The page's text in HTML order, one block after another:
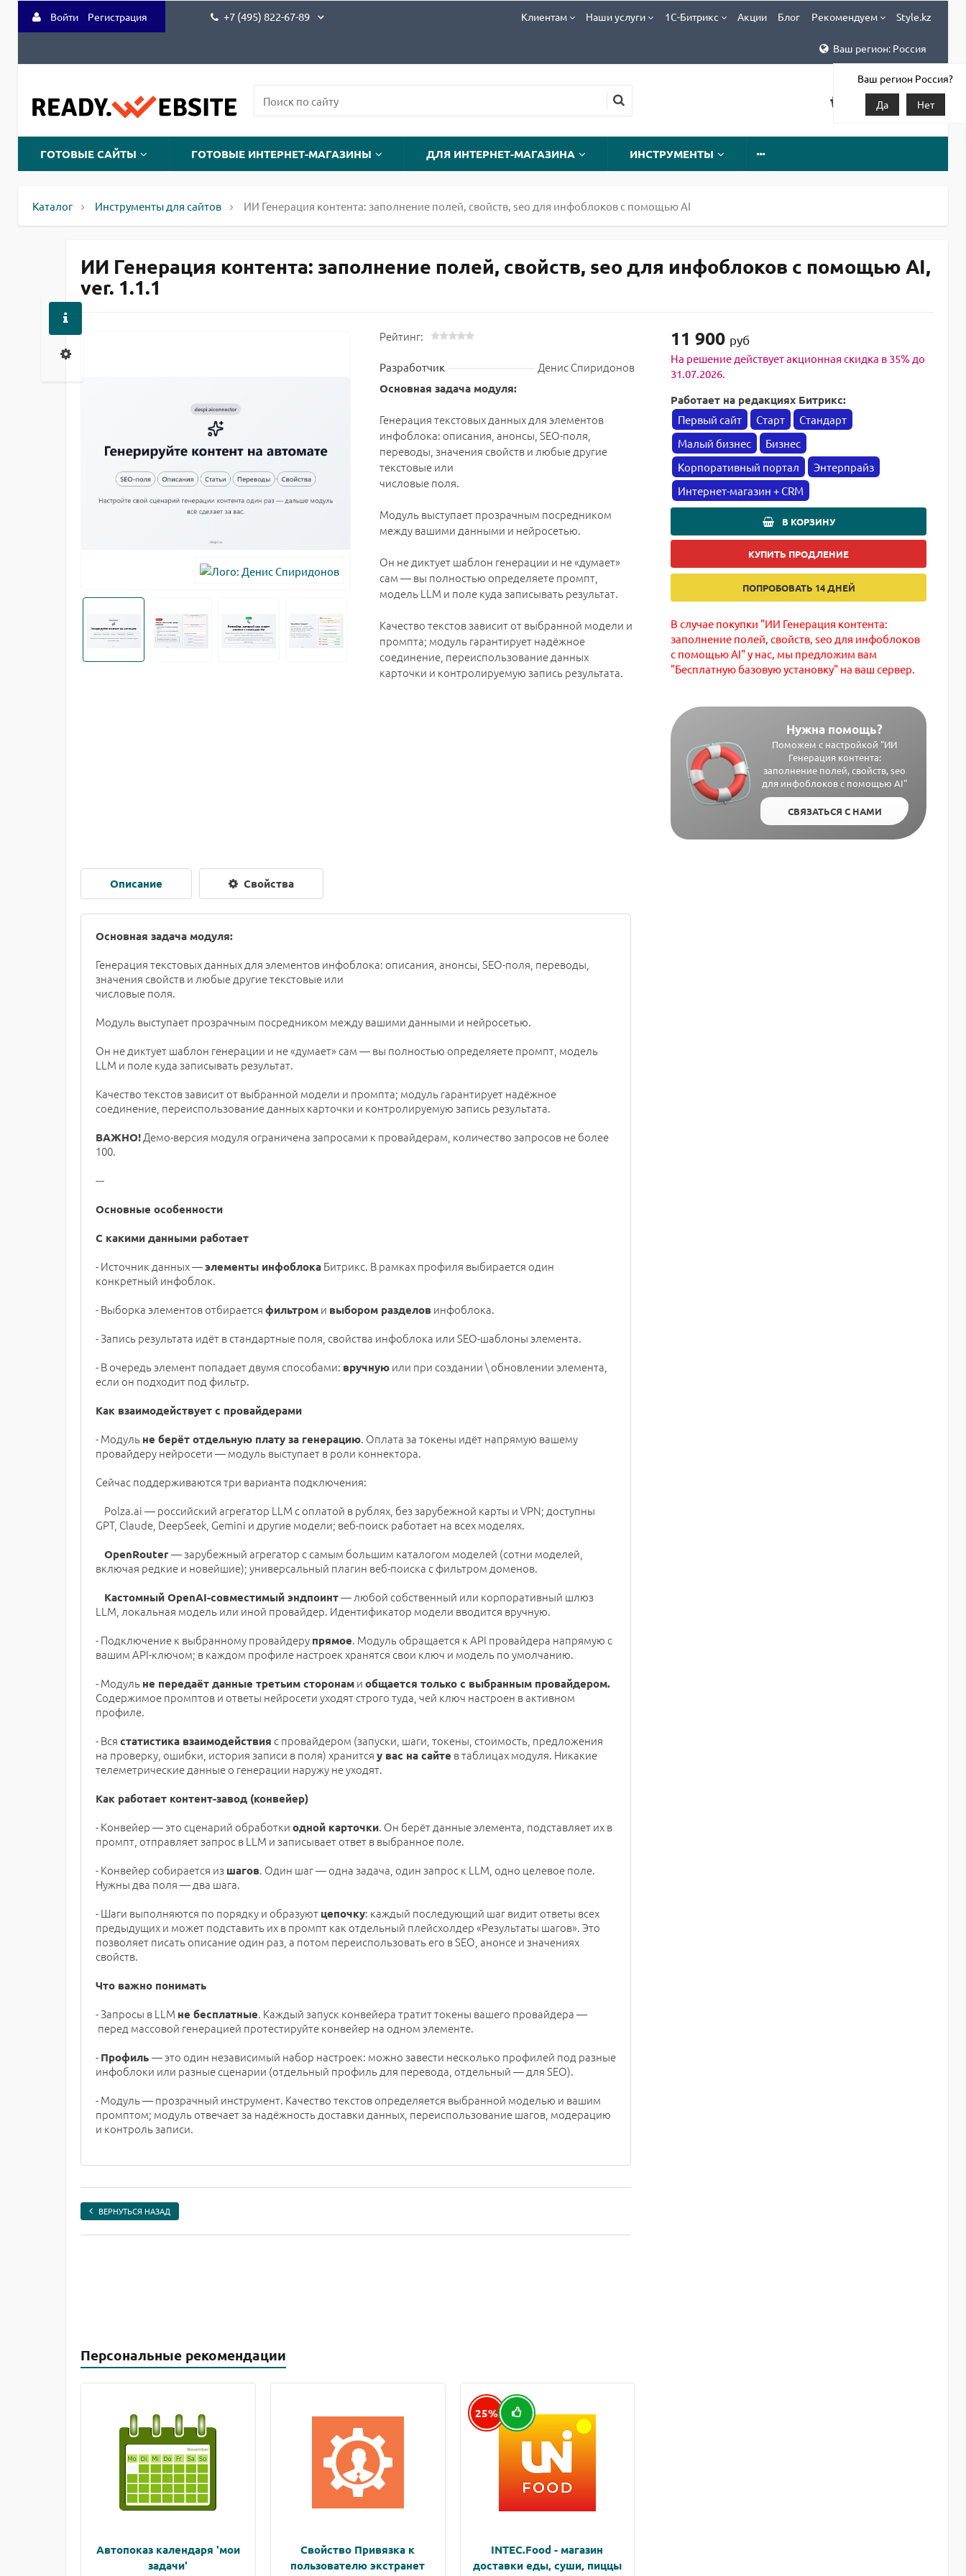
Войти Регистрация +7 (495) 822-67-89 Клиентам Наши услуги 1С-Битрикс Акции Блог Рекомендуем Style.kz
Ваш регион: Россия
Ваш регион Россия?
Да
Нет
ГОТОВЫЕ САЙТЫ ГОТОВЫЕ ИНТЕРНЕТ-МАГАЗИНЫ ДЛЯ ИНТЕРНЕТ-МАГАЗИНА ИНСТРУМЕНТЫ
Каталог Инструменты для сайтов ИИ Генерация контента: заполнение полей, свойств, seo для инфоблоков с помощью AI
ИИ Генерация контента: заполнение полей, свойств, seo для инфоблоков с помощью AI,
ver. 1.1.1
Рейтинг:
Разработчик Денис Спиридонов
Основная задача модуля:
Генерация текстовых данных для элементов
инфоблока: описания, анонсы, SEO-поля,
переводы, значения свойств и любые другие
текстовые или
числовые поля.
Модуль выступает прозрачным посредником
между вашими данными и нейросетью.
Он не диктует шаблон генерации и не «думает»
сам — вы полностью определяете промпт,
модель LLM и поле куда записывать результат.
Качество текстов зависит от выбранной модели и
промпта; модуль гарантирует надёжное
соединение, переиспользование данных
карточки и контролируемую запись результата.
11 900 руб
На решение действует акционная скидка в 35% до
31.07.2026.
Работает на редакциях Битрикс:
Первый сайт Старт
Стандарт
Малый бизнес
Бизнес
Корпоративный портал
Энтерпрайз
Интернет-магазин + CRM
В КОРЗИНУ
КУПИТЬ ПРОДЛЕНИЕ
ПОПРОБОВАТЬ 14 ДНЕЙ
В случае покупки "ИИ Генерация контента:
заполнение полей, свойств, seo для инфоблоков
с помощью AI" у нас, мы предложим вам
"Бесплатную базовую установку" на ваш сервер.
Нужна помощь?
Поможем с настройкой "ИИ
Генерация контента:
заполнение полей, свойств, seo
для инфоблоков с помощью AI"
СВЯЗАТЬСЯ С НАМИ
Описание Свойства
Основная задача модуля:
Генерация текстовых данных для элементов инфоблока: описания, анонсы, SEO-поля, переводы,
значения свойств и любые другие текстовые или
числовые поля.
Модуль выступает прозрачным посредником между вашими данными и нейросетью.
Он не диктует шаблон генерации и не «думает» сам — вы полностью определяете промпт, модель
LLM и поле куда записывать результат.
Качество текстов зависит от выбранной модели и промпта; модуль гарантирует надёжное
соединение, переиспользование данных карточки и контролируемую запись результата.
ВАЖНО! Демо-версия модуля ограничена запросами к провайдерам, количество запросов не более
100.
---
Основные особенности
С какими данными работает
- Источник данных —элементы инфоблока Битрикс. В рамках профиля выбирается один
конкретный инфоблок.
- Выборка элементов отбирается фильтром и выбором разделов инфоблока.
- Запись результата идёт в стандартные поля, свойства инфоблока или SEO-шаблоны элемента.
- В очередь элемент попадает двумя способами: вручную или при создании \ обновлении элемента,
если он подходит под фильтр.
Как взаимодействует с провайдерами
- Модуль не берёт отдельную плату за генерацию. Оплата за токены идёт напрямую вашему
провайдеру нейросети — модуль выступает в роли коннектора.
Сейчас поддерживаются три варианта подключения:
Polza.ai — российский агрегатор LLM с оплатой в рублях, без зарубежной карты и VPN; доступны
GPT, Claude, DeepSeek, Gemini и другие модели; веб-поиск работает на всех моделях.
OpenRouter — зарубежный агрегатор с самым большим каталогом моделей (сотни моделей,
включая редкие и новейшие); универсальный плагин веб-поиска с фильтром доменов.
Кастомный OpenAI-совместимый эндпоинт— любой собственный или корпоративный шлюз
LLM, локальная модель или иной провайдер. Идентификатор модели вводится вручную.
- Подключение к выбранному провайдеру прямое. Модуль обращается к API провайдера напрямую с
вашим API-ключом; в каждом профиле настроек хранятся свои ключ и модель по умолчанию.
- Модуль не передаёт данные третьим сторонам и общается только с выбранным провайдером.
Содержимое промптов и ответы нейросети уходят строго туда, чей ключ настроен в активном
профиле.
- Вся статистика взаимодействия с провайдером (запуски, шаги, токены, стоимость, предложения
на проверку, ошибки, история записи в поля) хранится у вас на сайте в таблицах модуля. Никакие
телеметрические данные о генерации наружу не уходят.
Как работает контент-завод (конвейер)
- Конвейер — это сценарий обработки одной карточки. Он берёт данные элемента, подставляет их в
промпт, отправляет запрос в LLM и записывает ответ в выбранное поле.
- Конвейер собирается из шагов. Один шаг — одна задача, один запрос к LLM, одно целевое поле.
Нужны два поля — два шага.
- Шаги выполняются по порядку и образуют цепочку: каждый последующий шаг видит ответы всех
предыдущих и может подставить их в промпт как отдельный плейсхолдер «Результаты шагов». Это
позволяет писать описание один раз, а потом переиспользовать его в SEO, анонсе и значениях
свойств.
Что важно понимать
- Запросы в LLM не бесплатные. Каждый запуск конвейера тратит токены вашего провайдера —
перед массовой генерацией протестируйте конвейер на одном элементе.
- Профиль — это один независимый набор настроек: можно завести несколько профилей под разные
инфоблоки или разные сценарии (отдельный профиль для перевода, отдельный — для SEO).
- Модуль — прозрачный инструмент. Качество текстов определяется выбранной моделью и вашим
промптом; модуль отвечает за надёжность доставки данных, переиспользование шагов, модерацию
и контроль записи.
ВЕРНУТЬСЯ НАЗАД
Персональные рекомендации
Автопоказ календаря 'мои
задачи'
Свойство Привязка к
пользователю экстранет
25%
INTEC.Food - магазин
доставки еды, суши, пиццы